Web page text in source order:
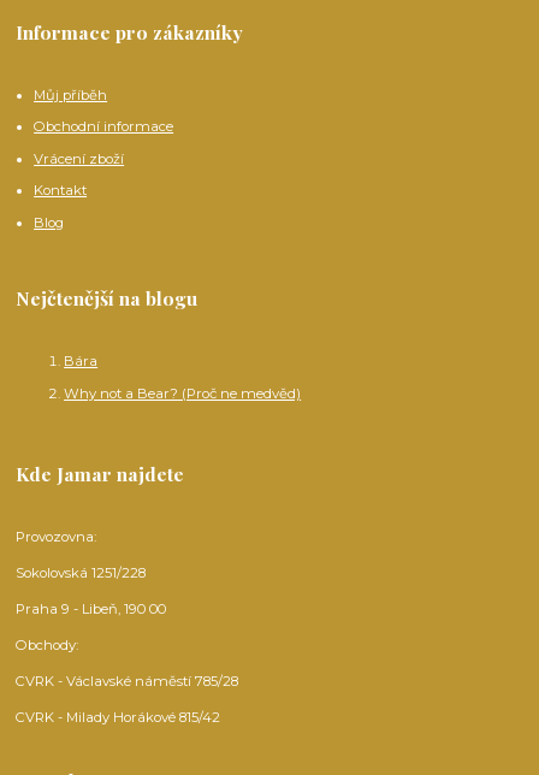
Informace pro zákazníky
Můj příběh
Obchodní informace
Vrácení zboží
Kontakt
Blog
Nejčtenější na blogu
Bára
Why not a Bear? (Proč ne medvěd)
Kde Jamar najdete
Provozovna:
Sokolovská 1251/228
Praha 9 - Libeň, 190 00
Obchody:
CVRK - Václavské náměstí 785/28
CVRK - Milady Horákové 815/42